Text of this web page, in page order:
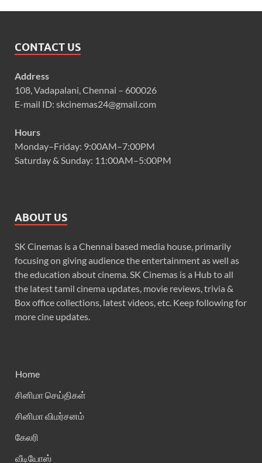
CONTACT US
Address
108, Vadapalani, Chennai – 600026
E-mail ID: skcinemas24@gmail.com
Hours
Monday–Friday: 9:00AM–7:00PM
Saturday & Sunday: 11:00AM–5:00PM
ABOUT US
SK Cinemas is a Chennai based media house, primarily
focusing on giving audience the entertainment as well as
the education about cinema. SK Cinemas is a Hub to all
the latest tamil cinema updates, movie reviews, trivia &
Box office collections, latest videos, etc. Keep following for
more cine updates.
Home
சினிமா செய்திகள்
சினிமா விமர்சனம்
கேலரி
வீடியோஸ்